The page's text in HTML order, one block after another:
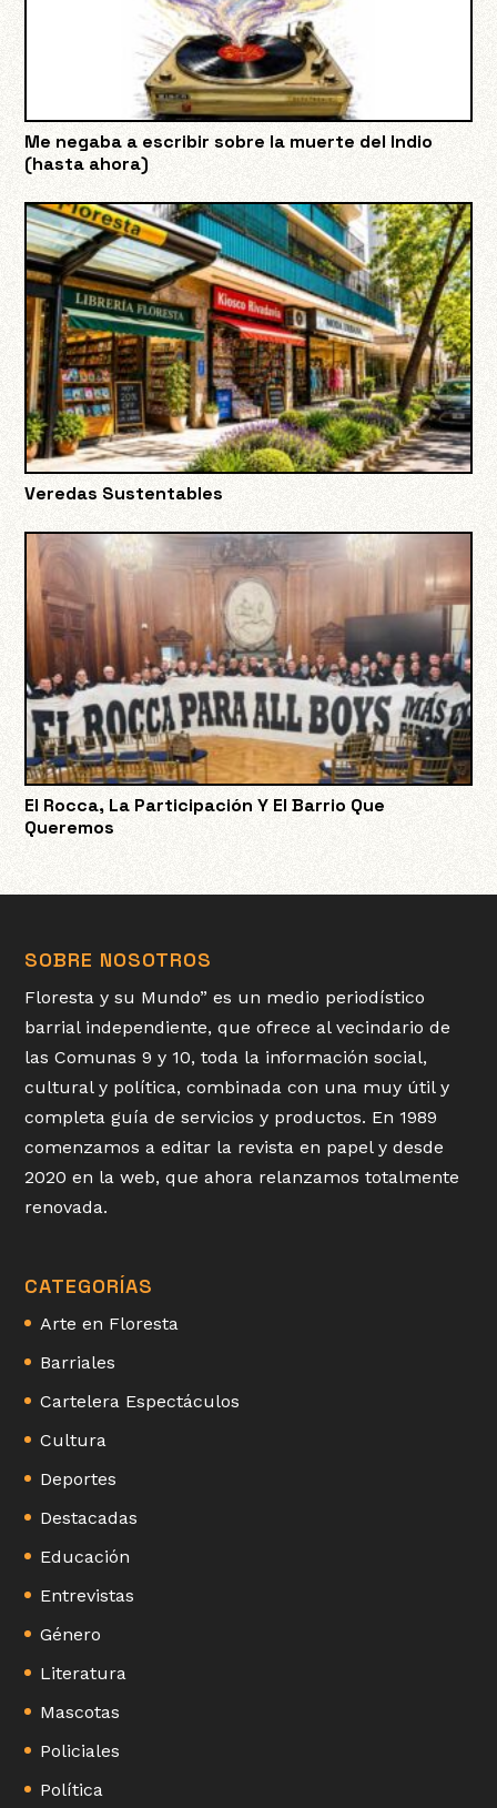
Me negaba a escribir sobre la muerte del Indio
(hasta ahora)
Veredas Sustentables
El Rocca, La Participación Y El Barrio Que
Queremos
SOBRE NOSOTROS
Floresta y su Mundo” es un medio periodístico
barrial independiente, que ofrece al vecindario de
las Comunas 9 y 10, toda la información social,
cultural y política, combinada con una muy útil y
completa guía de servicios y productos. En 1989
comenzamos a editar la revista en papel y desde
2020 en la web, que ahora relanzamos totalmente
renovada.
CATEGORÍAS
Arte en Floresta
Barriales
Cartelera Espectáculos
Cultura
Deportes
Destacadas
Educación
Entrevistas
Género
Literatura
Mascotas
Policiales
Política